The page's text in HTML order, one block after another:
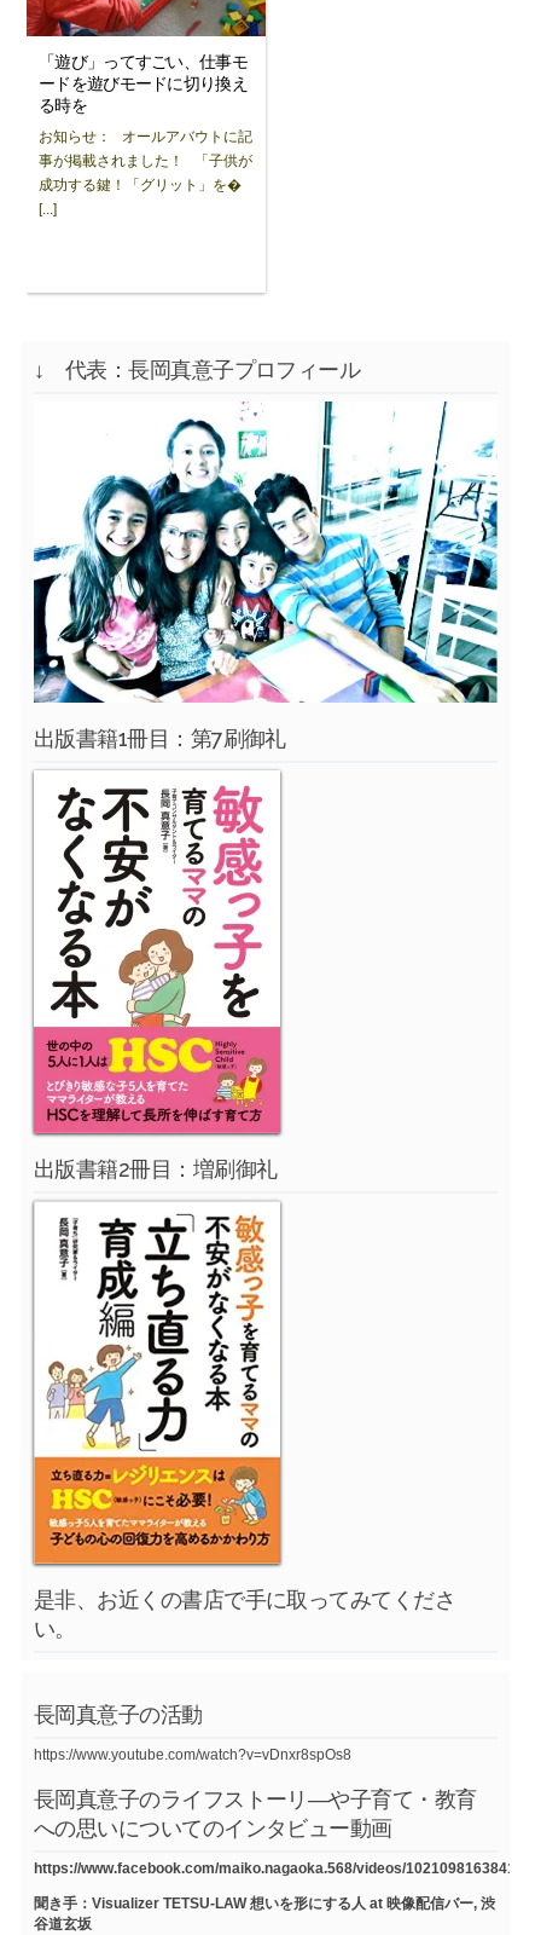
「遊び」ってすごい、仕事モ
ードを遊びモードに切り換え
る時を
お知らせ： オールアバウトに記
事が掲載されました！ 「子供が
成功する鍵！「グリット」を�
[...]
↓ 代表：長岡真意子プロフィール
出版書籍1冊目：第7刷御礼
出版書籍2冊目：増刷御礼
是非、お近くの書店で手に取ってみてくださ
い。
長岡真意子の活動
https://www.youtube.com/watch?v=vDnxr8spOs8
長岡真意子のライフストーリ―や子育て・教育
への思いについてのインタビュー動画
https://www.facebook.com/maiko.nagaoka.568/videos/
聞き手：Visualizer TETSU-LAW 想いを形にする人 at 映像配信バー, 渋
谷道玄坂